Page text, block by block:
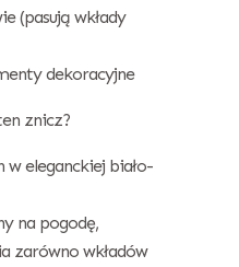
(pasują wkłady
dekoracyjne
znicz?
w eleganckiej biało-
na pogodę,
zarówno wkładów